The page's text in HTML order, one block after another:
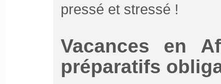
pressé et stressé !
Vacances en
préparatifs